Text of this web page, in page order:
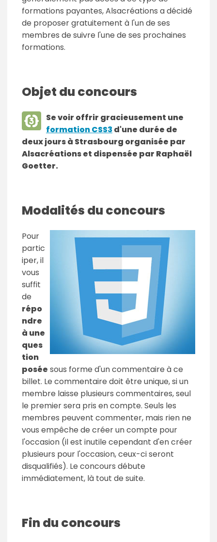
formations payantes, Alsacréations a décidé
de proposer gratuitement à l'un de ses
membres de suivre l'une de ses prochaines
formations.
Objet du concours
Se voir offrir gracieusement une
formation CSS3d'une durée de
deux jours à Strasbourg organisée par
Alsacréations et dispensée par Raphaël
Goetter.
Modalités du concours
Pour
partic
iper, il
vous
suffit
de
répo
ndre
à une
ques
tion
posée sous forme d'un commentaire à ce
billet. Le commentaire doit être unique, si un
membre laisse plusieurs commentaires, seul
le premier sera pris en compte. Seuls les
membres peuvent commenter, mais rien ne
vous empêche de créer un compte pour
l'occasion (il est inutile cependant d'en créer
plusieurs pour l'occasion, ceux-ci seront
disqualifiés). Le concours débute
immédiatement, là tout de suite.
Fin du concours